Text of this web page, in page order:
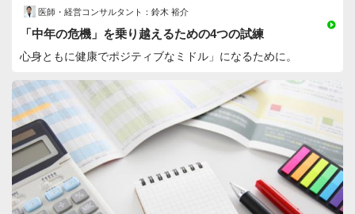
医師・経営コンサルタント：鈴木 裕介
「中年の危機」を乗り越えるための4つの試練
心身ともに健康でポジティブなミドル」になるために。